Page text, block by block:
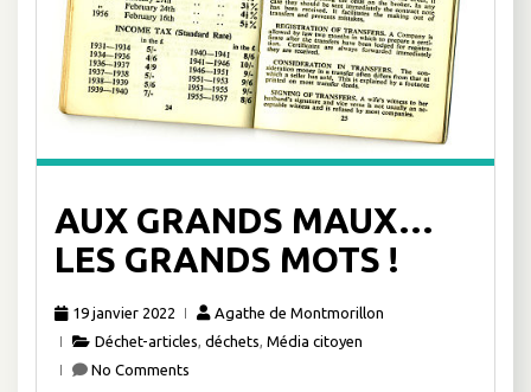
AUX GRANDS MAUX…
LES GRANDS MOTS !
19 janvier 2022
Agathe de Montmorillon
Déchet-articles déchets Média citoyen
No Comments